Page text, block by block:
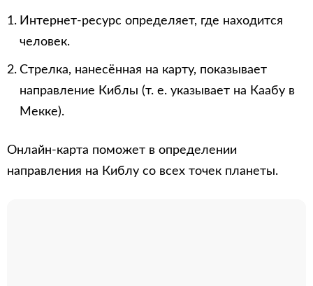
Интернет-ресурс определяет, где находится
человек.
Стрелка, нанесённая на карту, показывает
направление Киблы (т. е. указывает на Каабу в
Мекке).
Онлайн-карта поможет в определении
направления на Киблу со всех точек планеты.